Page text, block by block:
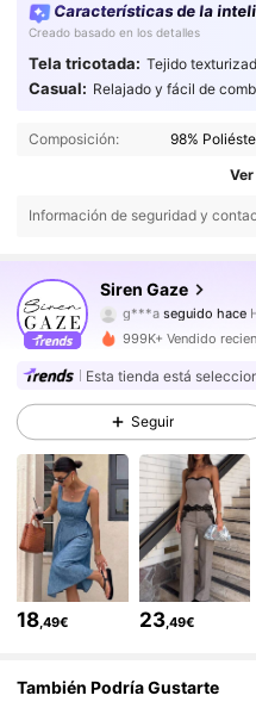
Características de la
Creado basado en los detalles
Tela tricotada: Tejido
Casual: Relajado y fácil de
Composición: 98%
Información de seguridad y
Siren Gaze
g***a seguido hace
4,77
1.2M Seguidores
4,77 1.2M Seguidores
4,77 1.2M Seguidores
4,77 1.2M Seguidores
999K+ Vendido
Esta tienda está
Seguir
18 ,49€ 23 ,49€
También Podría Gustarte